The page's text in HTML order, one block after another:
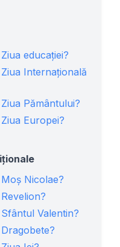
educației?
Internațională
Pământului?
Europei?
Nicolae?
Valentin?